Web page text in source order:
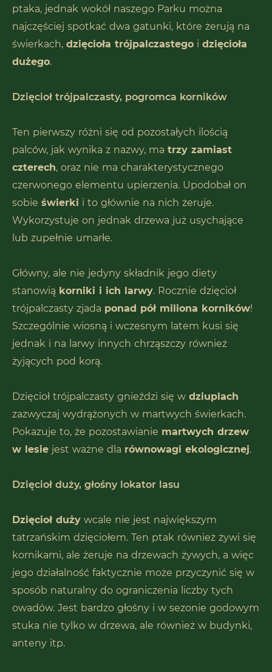
ptaka, jednak wokół naszego Parku można
najczęściej spotkać dwa gatunki, które żerują na
świerkach, dzięcioła trójpalczastego i dzięcioła
dużego.
Dzięcioł trójpalczasty, pogromca korników
Ten pierwszy różni się od pozostałych ilością
palców, jak wynika z nazwy, ma trzy zamiast
czterech, oraz nie ma charakterystycznego
czerwonego elementu upierzenia. Upodobał on
sobie świerki i to głównie na nich żeruje.
Wykorzystuje on jednak drzewa już usychające
lub zupełnie umarłe.
Główny, ale nie jedyny składnik jego diety
stanowią korniki i ich larwy. Rocznie dzięcioł
trójpalczasty zjada ponad pół miliona korników!
Szczególnie wiosną i wczesnym latem kusi się
jednak i na larwy innych chrząszczy również
żyjących pod korą.
Dzięcioł trójpalczasty gnieździ się w dziuplach
zazwyczaj wydrążonych w martwych świerkach.
Pokazuje to, że pozostawianie martwych drzew
w lesie jest ważne dla równowagi ekologicznej.
Dzięcioł duży, głośny lokator lasu
Dzięcioł duży wcale nie jest największym
tatrzańskim dzięciołem. Ten ptak również żywi się
kornikami, ale żeruje na drzewach żywych, a więc
jego działalność faktycznie może przyczynić się w
sposób naturalny do ograniczenia liczby tych
owadów. Jest bardzo głośny i w sezonie godowym
stuka nie tylko w drzewa, ale również w budynki,
anteny itp.